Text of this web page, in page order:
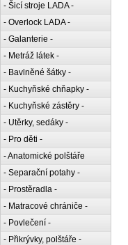
- Šicí stroje LADA -
- Overlock LADA -
- Galanterie -
- Metráž látek -
- Bavlněné šátky -
- Kuchyňské chňapky -
- Kuchyňské zástěry -
- Utěrky, sedáky -
- Pro děti -
- Anatomické polštáře
- Separační potahy -
- Prostěradla -
- Matracové chrániče -
- Povlečení -
- Přikrývky, polštáře -